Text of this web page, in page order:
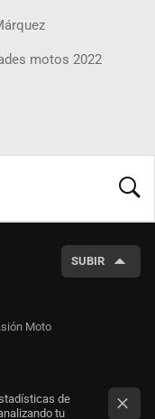
motos 2022
SUBIR
Moto
de
tu